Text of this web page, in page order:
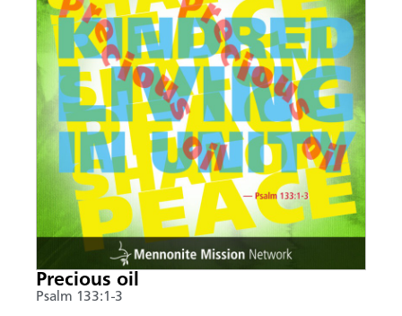
Precious oil
Psalm 133:1-3